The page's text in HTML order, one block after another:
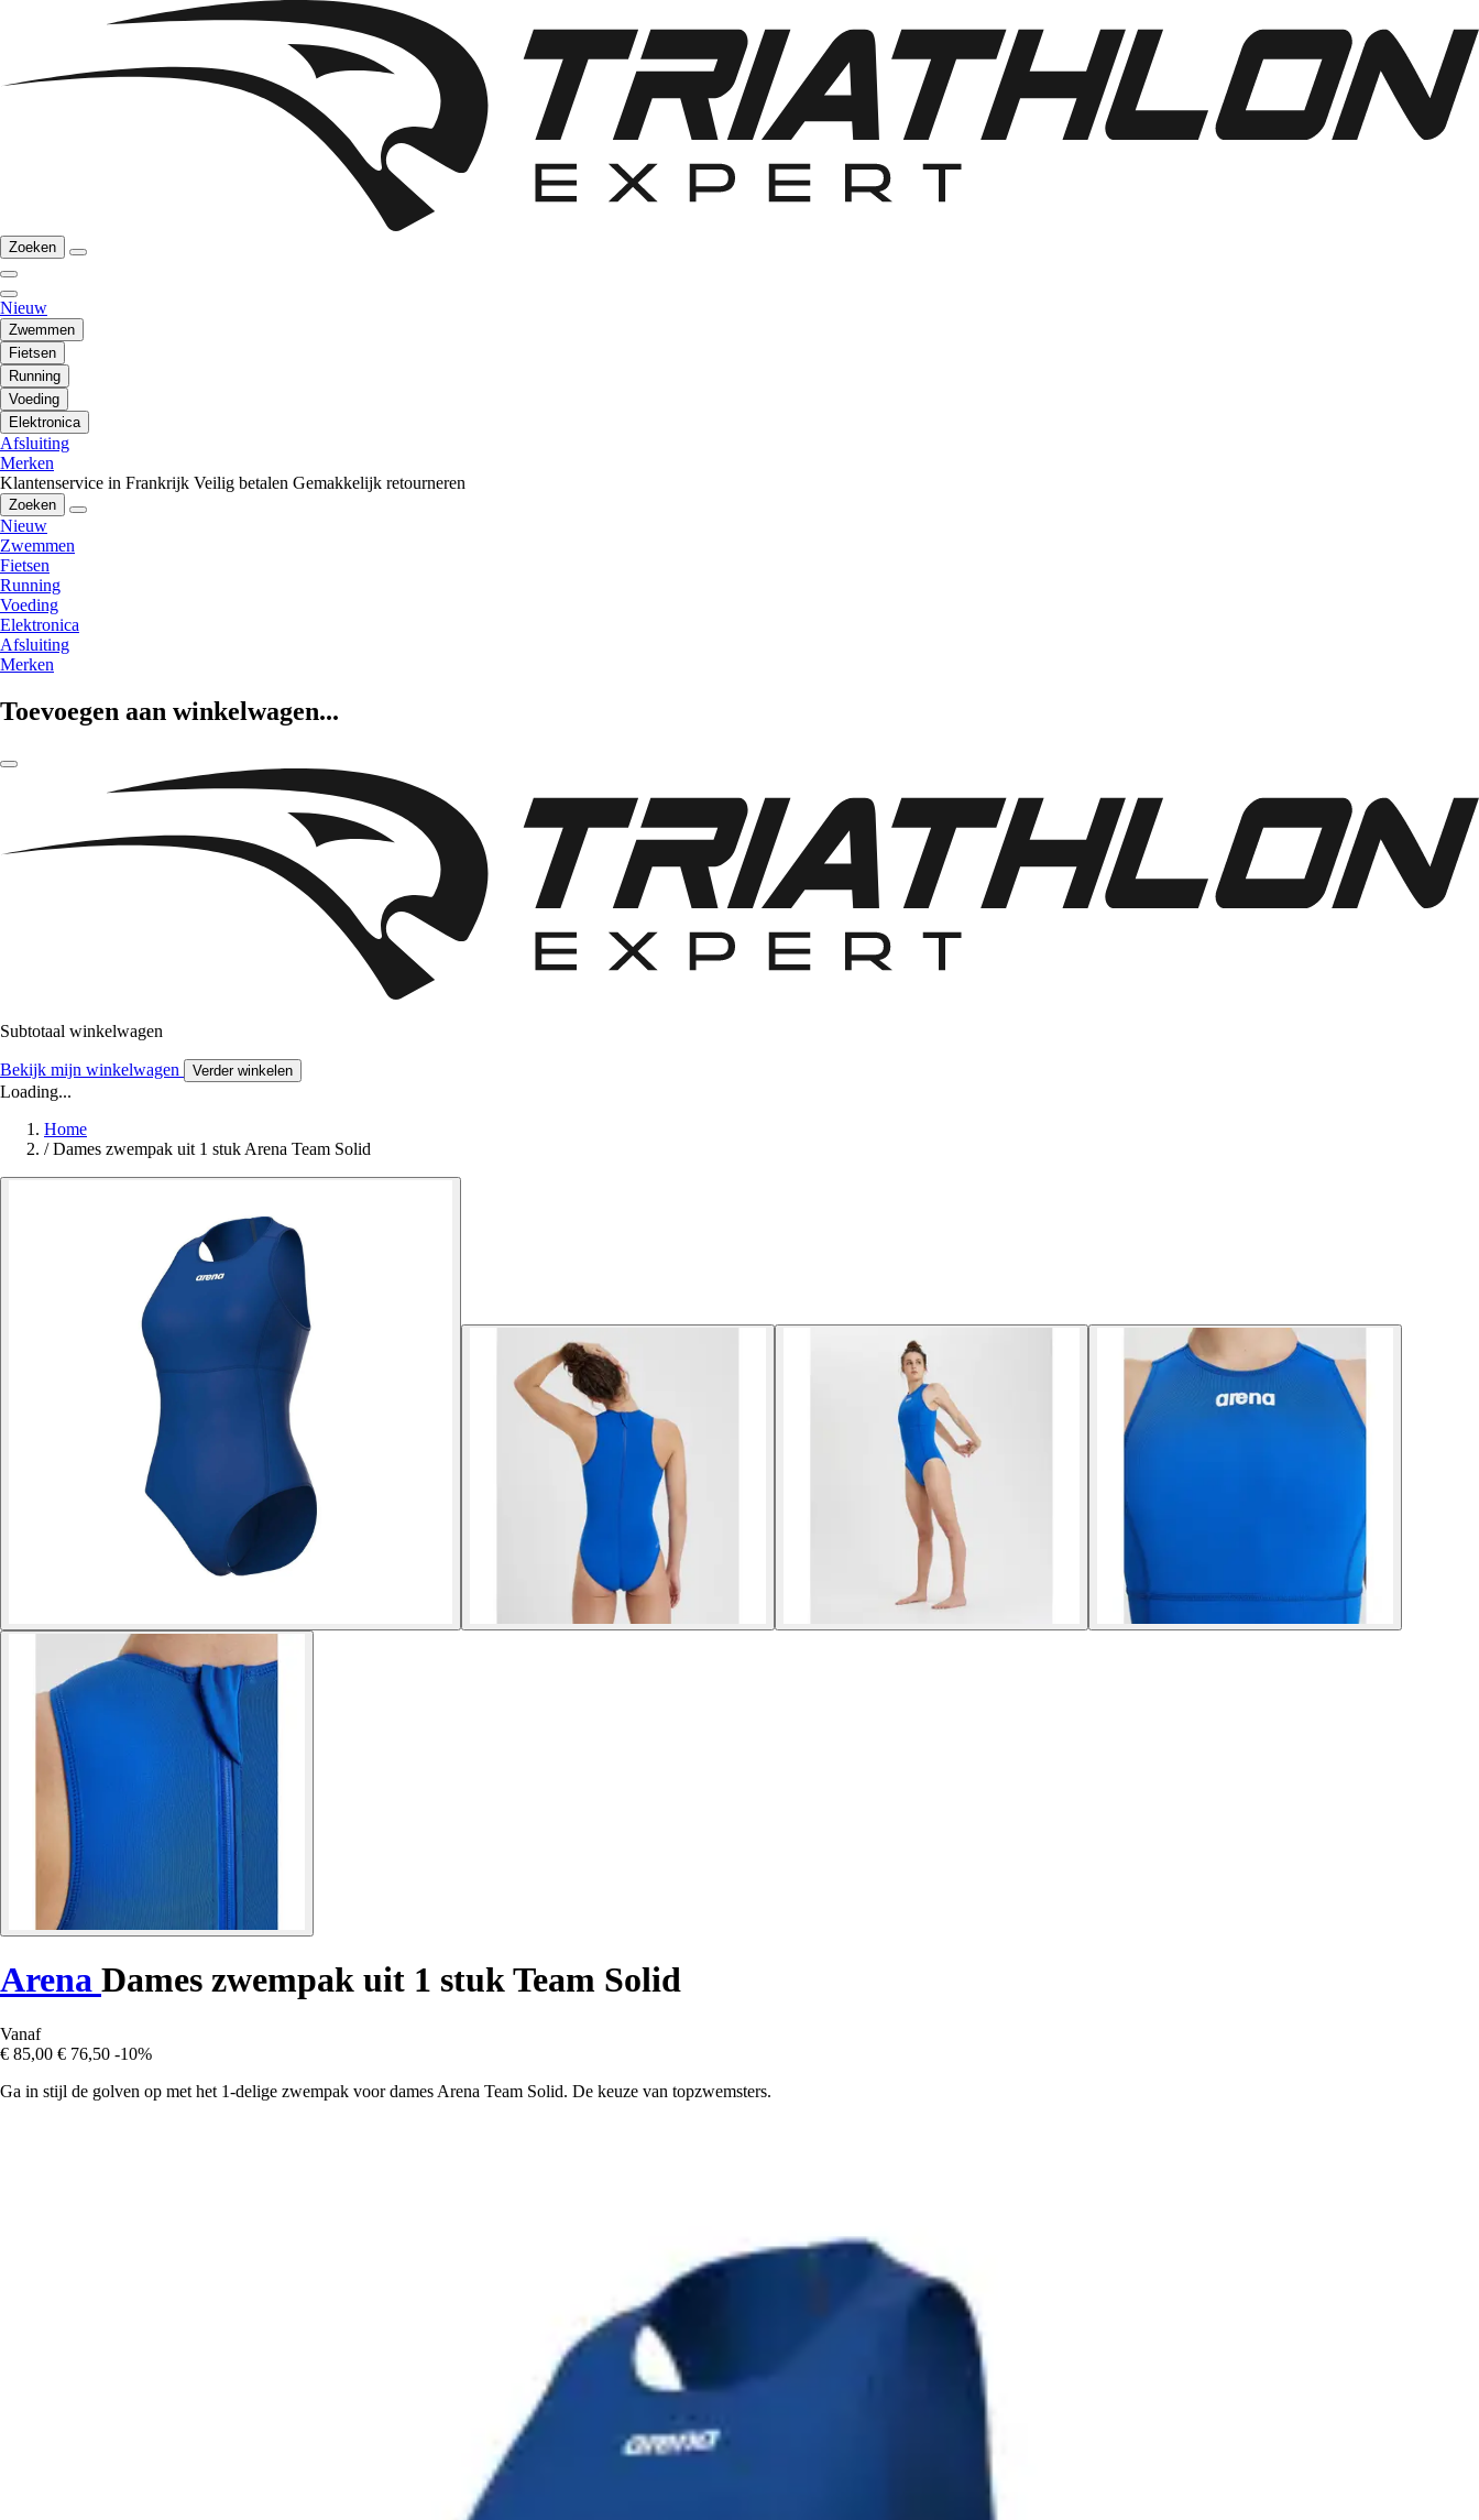
Zoeken
Nieuw
Zwemmen
Fietsen
Running
Voeding
Elektronica
Afsluiting
Merken
Klantenservice in Frankrijk Veilig betalen Gemakkelijk retourneren
Zoeken
Nieuw
Zwemmen
Fietsen
Running
Voeding
Elektronica
Afsluiting
Merken
Toevoegen aan winkelwagen...
Subtotaal winkelwagen
Bekijk mijn winkelwagen Verder winkelen
Loading...
Home
/ Dames zwempak uit 1 stuk Arena Team Solid
Arena Dames zwempak uit 1 stuk Team Solid
Vanaf
€ 85,00 € 76,50 -10%
Ga in stijl de golven op met het 1-delige zwempak voor dames Arena Team Solid. De keuze van topzwemsters.